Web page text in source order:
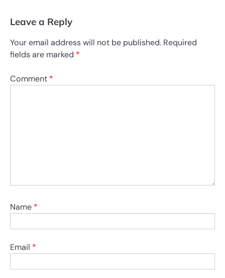
Leave a Reply
Your email address will not be published. Required
fields are marked *
Comment *
Name *
Email *